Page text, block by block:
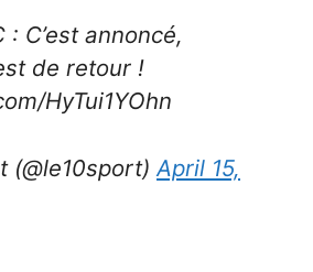
: C’est annoncé,
de retour !
HyTui1YOhn
April 15,